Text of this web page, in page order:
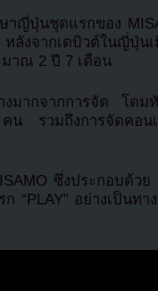
าญี่ปุ่นชุดแรกของ
ลังจากเดบิวต์ในญี่ปุ่น
าณ 2 ปี 7 เดือน
มากจากการจัด โดมทั
รวมถึงการจัดคอนเ
ซึ่งประกอบด้ว
อย่างเป็นทา